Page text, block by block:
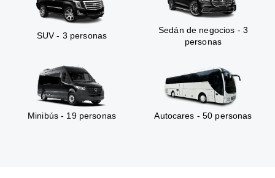
SUV - 3 personas
Sedán de negocios - 3
personas
Minibús - 19 personas Autocares - 50 personas